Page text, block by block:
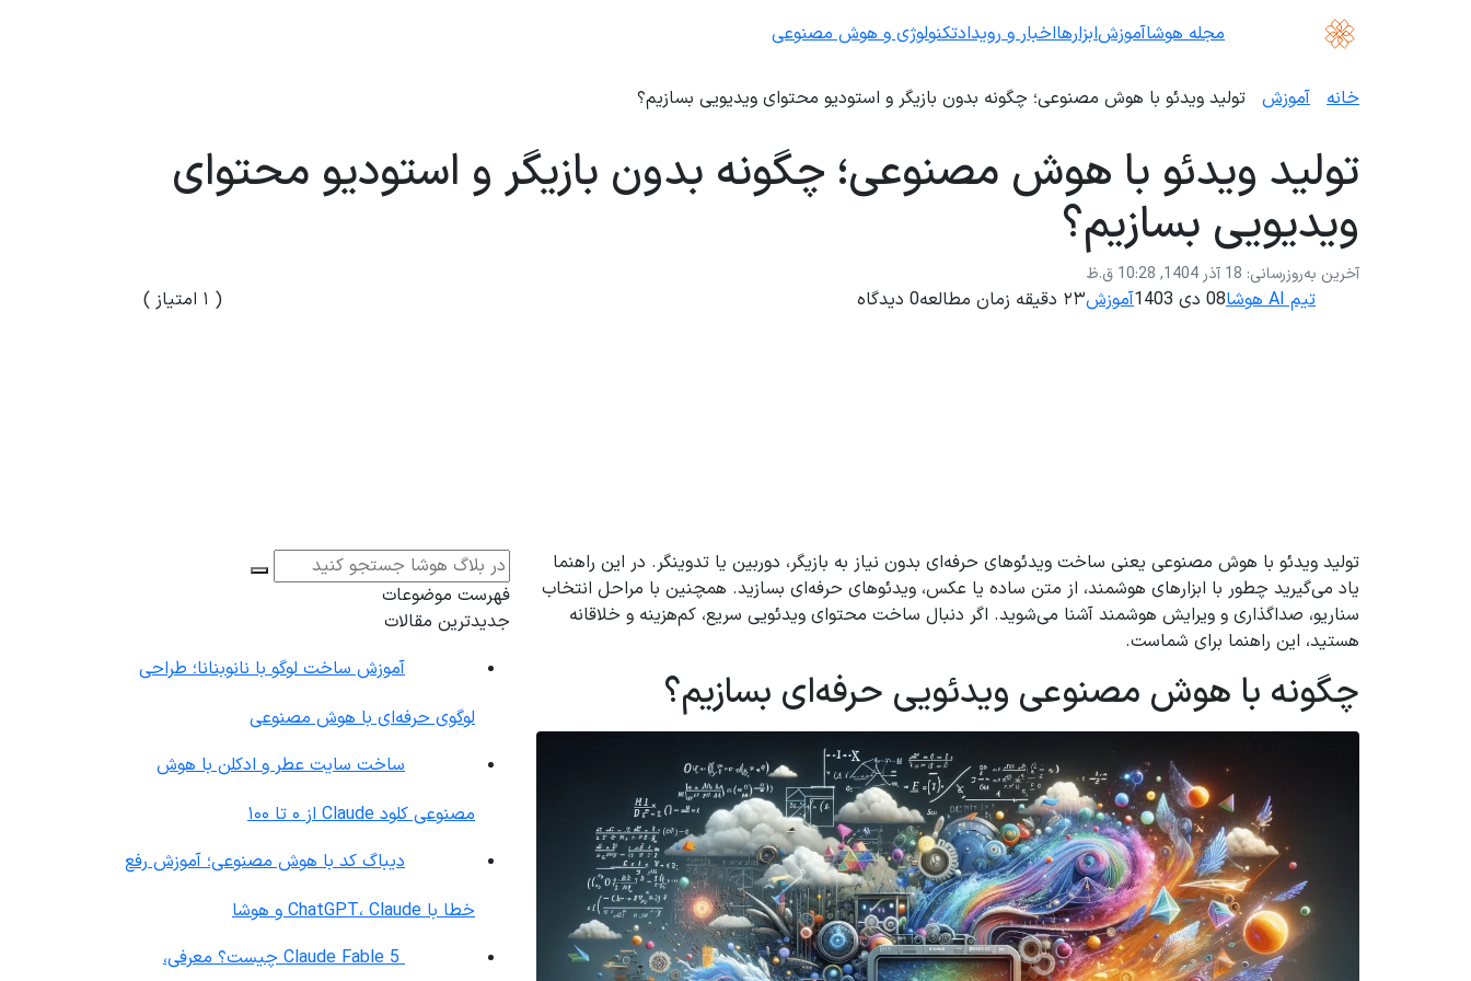
مجله هوشاآموزشابزارهااخبار و رویدادتکنولوژی و هوش مصنوعی
خانه آموزش تولید ویدئو با هوش مصنوعی؛ چگونه بدون بازیگر و استودیو محتوای ویدیویی بسازیم؟
تولید ویدئو با هوش مصنوعی؛ چگونه بدون بازیگر و استودیو محتوای
ویدیویی بسازیم؟
آخرین به‌روزرسانی: 18 آذر 1404, 10:28 ق.ظ
تیم AI هوشا 08 دی 1403 آموزش۲۳ دقیقه زمان مطالعه 0 دیدگاه ( ۱ امتیاز )
تولید ویدئو با هوش مصنوعی یعنی ساخت ویدئوهای حرفه‌ای بدون نیاز به بازیگر، دوربین یا تدوینگر. در این راهنما
یاد می‌گیرید چطور با ابزارهای هوشمند، از متن ساده یا عکس، ویدئوهای حرفه‌ای بسازید. همچنین با مراحل انتخاب
سناریو، صداگذاری و ویرایش هوشمند آشنا می‌شوید. اگر دنبال ساخت محتوای ویدئویی سریع، کم‌هزینه و خلاقانه
هستید، این راهنما برای شماست.
چگونه با هوش مصنوعی ویدئویی حرفه‌ای بسازیم؟
فهرست موضوعات
جدیدترین مقالات
آموزش ساخت لوگو با نانوبنانا؛ طراحی
لوگوی حرفه‌ای با هوش مصنوعی
ساخت سایت عطر و ادکلن با هوش
مصنوعی کلود Claude از ۰ تا ۱۰۰
دیباگ کد با هوش مصنوعی؛ آموزش رفع
خطا با ChatGPT، Claude و هوشا
Claude Fable 5 چیست؟ معرفی،